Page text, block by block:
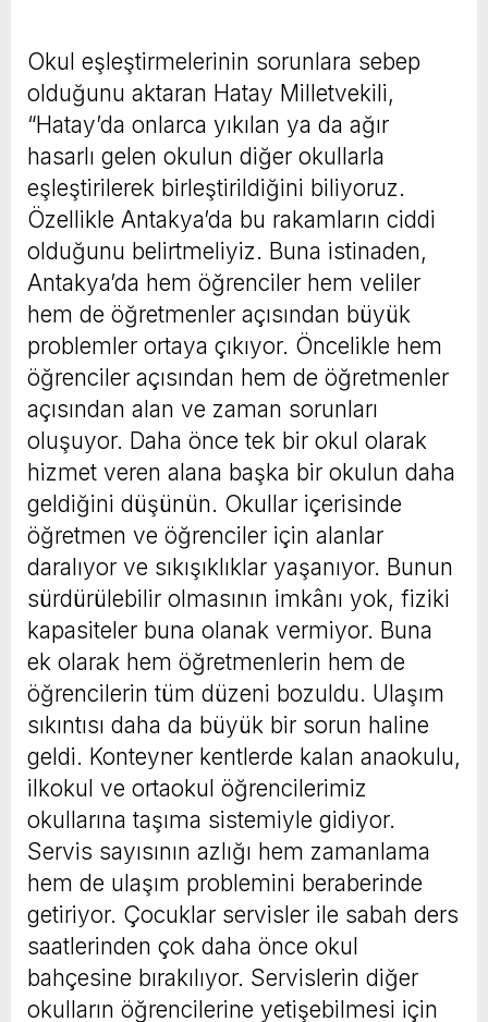
Okul eşleştirmelerinin sorunlara sebep
olduğunu aktaran Hatay Milletvekili,
“Hatay’da onlarca yıkılan ya da ağır
hasarlı gelen okulun diğer okullarla
eşleştirilerek birleştirildiğini biliyoruz.
Özellikle Antakya’da bu rakamların ciddi
olduğunu belirtmeliyiz. Buna istinaden,
Antakya’da hem öğrenciler hem veliler
hem de öğretmenler açısından büyük
problemler ortaya çıkıyor. Öncelikle hem
öğrenciler açısından hem de öğretmenler
açısından alan ve zaman sorunları
oluşuyor. Daha önce tek bir okul olarak
hizmet veren alana başka bir okulun daha
geldiğini düşünün. Okullar içerisinde
öğretmen ve öğrenciler için alanlar
daralıyor ve sıkışıklıklar yaşanıyor. Bunun
sürdürülebilir olmasının imkânı yok, fiziki
kapasiteler buna olanak vermiyor. Buna
ek olarak hem öğretmenlerin hem de
öğrencilerin tüm düzeni bozuldu. Ulaşım
sıkıntısı daha da büyük bir sorun haline
geldi. Konteyner kentlerde kalan anaokulu,
ilkokul ve ortaokul öğrencilerimiz
okullarına taşıma sistemiyle gidiyor.
Servis sayısının azlığı hem zamanlama
hem de ulaşım problemini beraberinde
getiriyor. Çocuklar servisler ile sabah ders
saatlerinden çok daha önce okul
bahçesine bırakılıyor. Servislerin diğer
okulların öğrencilerine yetişebilmesi için